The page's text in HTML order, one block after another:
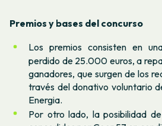
Premios y bases del concurso
Los premios consisten en
perdido de 25.000 euros, a
ganadores, que surgen de los
través del donativo voluntario
Energia.
Por otro lado, la posibilidad